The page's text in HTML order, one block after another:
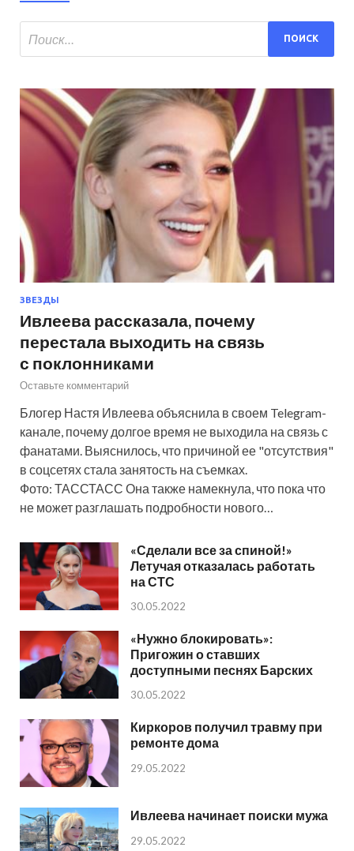
ЗВЕЗДЫ
Ивлеева рассказала, почему
перестала выходить на связь
с поклонниками
Оставьте комментарий
Блогер Настя Ивлеева объяснила в своем Telegram-
канале, почему долгое время не выходила на связь с
фанатами. Выяснилось, что причиной ее "отсутствия"
в соцсетях стала занятость на съемках.
Фото: ТАССТАСС Она также намекнула, что пока что
не может разглашать подробности нового…
«Сделали все за спиной!»
Летучая отказалась работать
на СТС
30.05.2022
«Нужно блокировать»:
Пригожин о ставших
доступными песнях Барских
30.05.2022
Киркоров получил травму при
ремонте дома
29.05.2022
Ивлеева начинает поиски мужа
29.05.2022